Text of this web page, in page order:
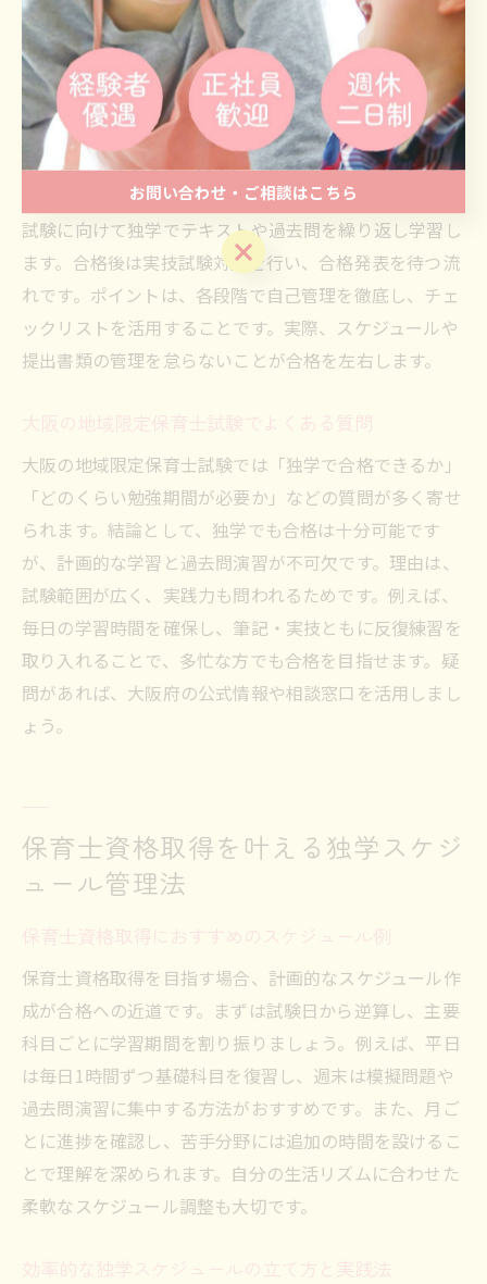
し、余裕をもって当日を迎えることが重要です。
地域限定保育士試験の申込から合格までの道
地域限定保育士試験の申込から合格までの流れは、主に
以下のステップです。まず、公式発表を確認し、必要書
類を揃えて期日内に申込手続きを行います。次に、筆記
試験に向けて独学でテキストや過去問を繰り返し学習し
ます。合格後は実技試験対策を行い、合格発表を待つ流
れです。ポイントは、各段階で自己管理を徹底し、チェ
ックリストを活用することです。実際、スケジュールや
提出書類の管理を怠らないことが合格を左右します。
大阪の地域限定保育士試験でよくある質問
大阪の地域限定保育士試験では「独学で合格できるか」
「どのくらい勉強期間が必要か」などの質問が多く寄せ
られます。結論として、独学でも合格は十分可能です
が、計画的な学習と過去問演習が不可欠です。理由は、
試験範囲が広く、実践力も問われるためです。例えば、
毎日の学習時間を確保し、筆記・実技ともに反復練習を
取り入れることで、多忙な方でも合格を目指せます。疑
問があれば、大阪府の公式情報や相談窓口を活用しまし
ょう。
保育士資格取得を叶える独学スケジ
ュール管理法
保育士資格取得におすすめのスケジュール例
保育士資格取得を目指す場合、計画的なスケジュール作
成が合格への近道です。まずは試験日から逆算し、主要
科目ごとに学習期間を割り振りましょう。例えば、平日
は毎日1時間ずつ基礎科目を復習し、週末は模擬問題や
過去問演習に集中する方法がおすすめです。また、月ご
とに進捗を確認し、苦手分野には追加の時間を設けるこ
とで理解を深められます。自分の生活リズムに合わせた
柔軟なスケジュール調整も大切です。
効率的な独学スケジュールの立て方と実践法
お問い合わせ・ご相談はこちら
お問い合わせ・ご相談はこちら